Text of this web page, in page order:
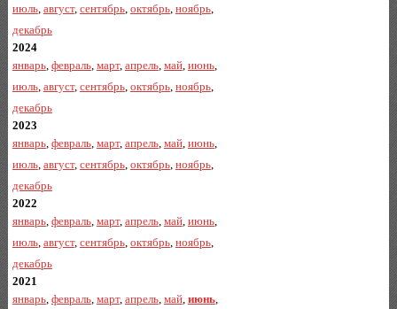
июль, август, сентябрь, октябрь, ноябрь,
декабрь
2024
январь, февраль, март, апрель, май, июнь,
июль, август, сентябрь, октябрь, ноябрь,
декабрь
2023
январь, февраль, март, апрель, май, июнь,
июль, август, сентябрь, октябрь, ноябрь,
декабрь
2022
январь, февраль, март, апрель, май, июнь,
июль, август, сентябрь, октябрь, ноябрь,
декабрь
2021
январь, февраль, март, апрель, май, июнь,